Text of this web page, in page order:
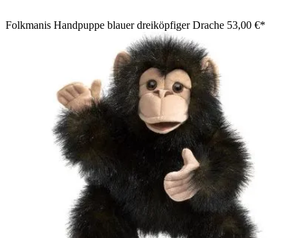
Folkmanis Handpuppe blauer dreiköpfiger Drache 53,00 €*